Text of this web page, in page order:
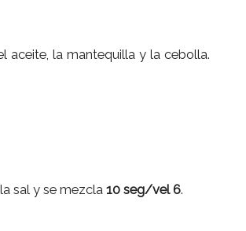
aceite, la mantequilla y la cebolla.
sal y se mezcla10 seg/vel 6.